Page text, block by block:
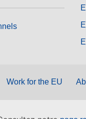
Work for the EU